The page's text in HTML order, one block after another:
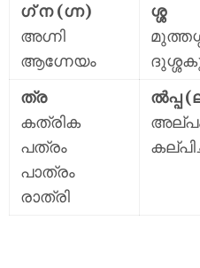
ഗ് ന (ഗ്ന)
അഗ്നി
ആഗ്നേയം
ശ്ശ
ത്ര
കത്രിക
പത്രം
പാത്രം
രാത്രി
ൽപ്പ